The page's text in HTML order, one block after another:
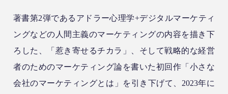
著書第2弾であるアドラー心理学+デジタルマーケティ
ングなどの人間主義のマーケティングの内容を描き下
ろした、「惹き寄せるチカラ」、そして戦略的な経営
者のためのマーケティング論を書いた初回作「小さな
会社のマーケティングとは」を引き下げて、2023年に